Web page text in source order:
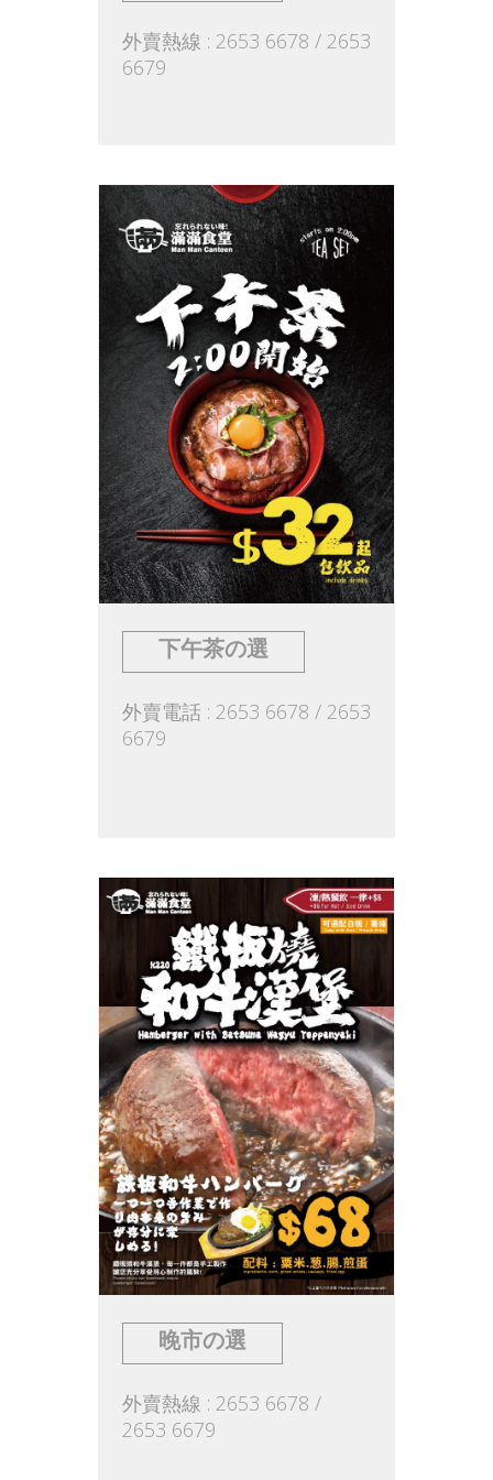
外賣熱線 : 2653 6678 / 2653
6679
下午茶の選
外賣電話 : 2653 6678 / 2653
6679
晚市の選
外賣熱線 : 2653 6678 /
2653 6679